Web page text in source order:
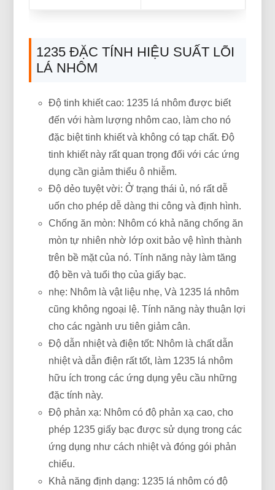
1235 ĐẶC TÍNH HIỆU SUẤT LÕI
LÁ NHÔM
Độ tinh khiết cao: 1235 lá nhôm được biết
đến với hàm lượng nhôm cao, làm cho nó
đặc biệt tinh khiết và không có tạp chất. Độ
tinh khiết này rất quan trọng đối với các ứng
dụng cần giảm thiểu ô nhiễm.
Độ dẻo tuyệt vời: Ở trạng thái ủ, nó rất dễ
uốn cho phép dễ dàng thi công và định hình.
Chống ăn mòn: Nhôm có khả năng chống ăn
mòn tự nhiên nhờ lớp oxit bảo vệ hình thành
trên bề mặt của nó. Tính năng này làm tăng
độ bền và tuổi thọ của giấy bạc.
nhẹ: Nhôm là vật liệu nhẹ, Và 1235 lá nhôm
cũng không ngoại lệ. Tính năng này thuận lợi
cho các ngành ưu tiên giảm cân.
Độ dẫn nhiệt và điện tốt: Nhôm là chất dẫn
nhiệt và dẫn điện rất tốt, làm 1235 lá nhôm
hữu ích trong các ứng dụng yêu cầu những
đặc tính này.
Độ phản xạ: Nhôm có độ phản xạ cao, cho
phép 1235 giấy bạc được sử dụng trong các
ứng dụng như cách nhiệt và đóng gói phản
chiếu.
Khả năng định dạng: 1235 lá nhôm có độ